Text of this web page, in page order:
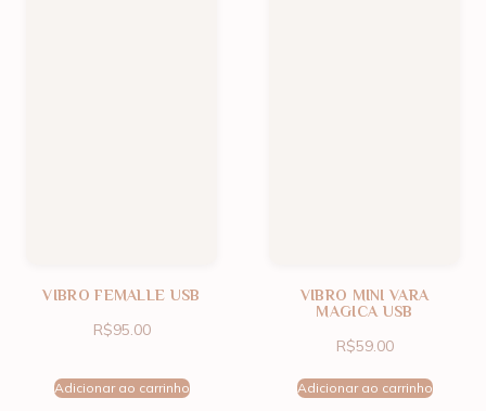
VIBRO FEMALLE USB
R$95.00
Adicionar ao carrinho
VIBRO MINI VARA
MAGICA USB
R$59.00
Adicionar ao carrinho